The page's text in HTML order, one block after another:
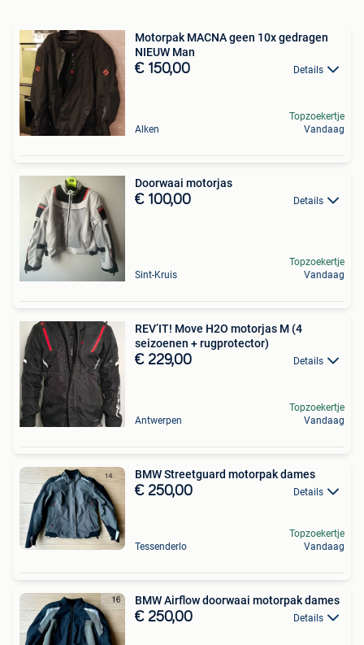
Motorpak MACNA geen 10x gedragen
NIEUW Man
€ 150,00 Details
Alken
Topzoekertje
Vandaag
Doorwaai motorjas
€ 100,00 Details
Sint-Kruis
Topzoekertje
Vandaag
REV’IT! Move H2O motorjas M (4
seizoenen + rugprotector)
€ 229,00 Details
Antwerpen
Topzoekertje
Vandaag
BMW Streetguard motorpak dames
€ 250,00 Details
Tessenderlo
Topzoekertje
Vandaag
BMW Airflow doorwaai motorpak dames
€ 250,00 Details